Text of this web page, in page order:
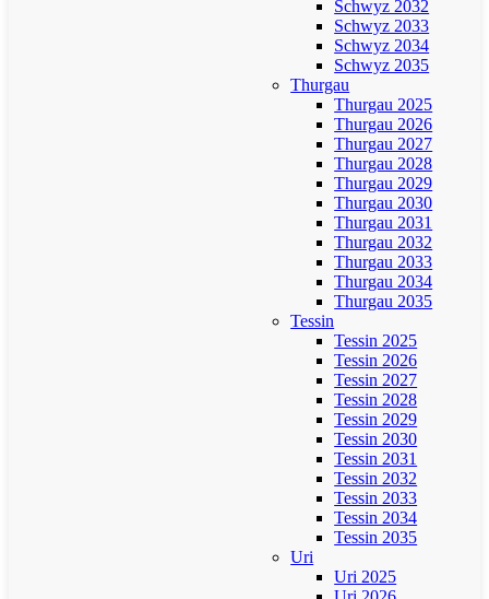
Schwyz 2032
Schwyz 2033
Schwyz 2034
Schwyz 2035
Thurgau
Thurgau 2025
Thurgau 2026
Thurgau 2027
Thurgau 2028
Thurgau 2029
Thurgau 2030
Thurgau 2031
Thurgau 2032
Thurgau 2033
Thurgau 2034
Thurgau 2035
Tessin
Tessin 2025
Tessin 2026
Tessin 2027
Tessin 2028
Tessin 2029
Tessin 2030
Tessin 2031
Tessin 2032
Tessin 2033
Tessin 2034
Tessin 2035
Uri
Uri 2025